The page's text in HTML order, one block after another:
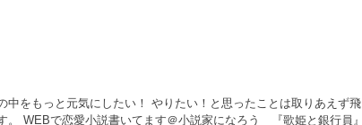
中をもっと元気にしたい！ やりたい！と思ったことは取りあえず飛
。 WEBで恋愛小説書いてます＠小説家になろう 『歌姫と銀行員』